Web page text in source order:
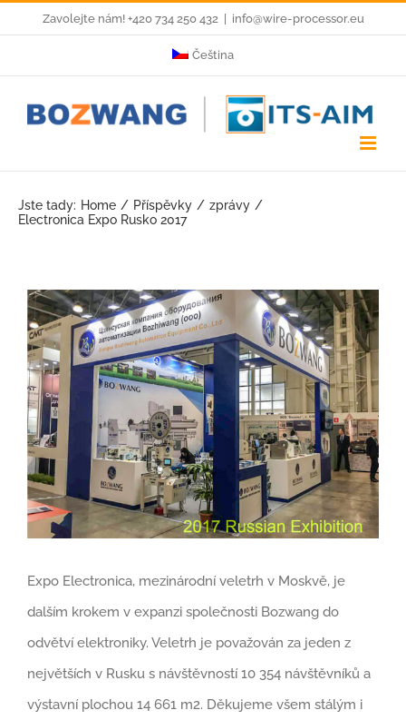
content
Zavolejte nám! +420 734 250 432 info@wire-processor.eu
Čeština
Jste tady: Home Příspěvky
zprávy
Electronica Expo Rusko 2017
View
Larger
Image
Expo Electronica, mezinárodní veletrh v Moskvě, je
dalším krokem v expanzi společnosti Bozwang do
odvětví elektroniky. Veletrh je považován za jeden z
největších v Rusku s návštěvností 10 354 návštěvníků a
výstavní plochou 14 661 m2. Děkujeme všem stálým i